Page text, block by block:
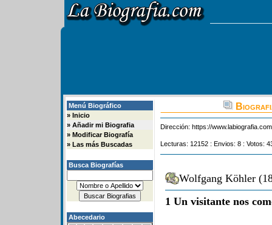
Menú Biográfico
» Inicio
» Añadir mi Biografia
» Modificar Biografía
» Las más Buscadas
Busca Biografías
Abecedario
Dirección: https://
Lecturas: 12152 : Envios: 8 : Votos:
Wolfgang Köhler
1 Un visitante nos